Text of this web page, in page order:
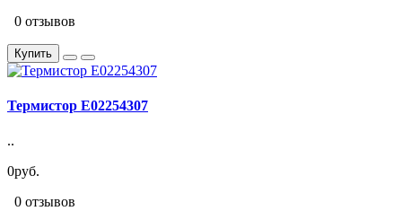
0 отзывов
Купить
Термистор E02254307
..
0руб.
0 отзывов